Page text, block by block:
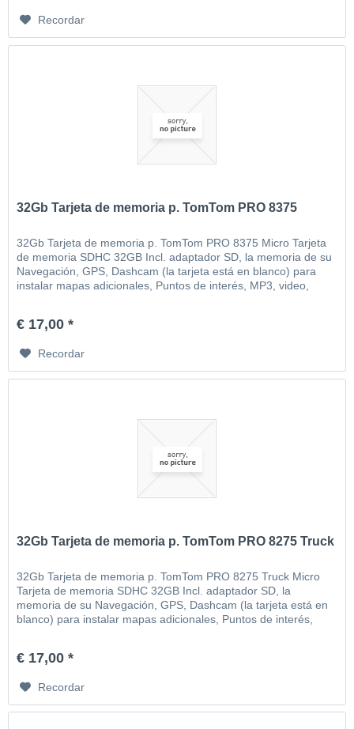
Recordar
32Gb Tarjeta de memoria p. TomTom PRO 8375
32Gb Tarjeta de memoria p. TomTom PRO 8375 Micro Tarjeta
de memoria SDHC 32GB Incl. adaptador SD, la memoria de su
Navegación, GPS, Dashcam (la tarjeta está en blanco) para
instalar mapas adicionales, Puntos de interés, MP3, video,
€ 17,00 *
Recordar
32Gb Tarjeta de memoria p. TomTom PRO 8275 Truck
32Gb Tarjeta de memoria p. TomTom PRO 8275 Truck Micro
Tarjeta de memoria SDHC 32GB Incl. adaptador SD, la
memoria de su Navegación, GPS, Dashcam (la tarjeta está en
blanco) para instalar mapas adicionales, Puntos de interés,
€ 17,00 *
Recordar